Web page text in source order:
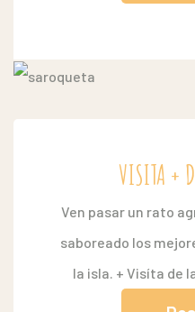
VISITA +
Ven pasar un rato
saboreado los
la isla. + Visíta de